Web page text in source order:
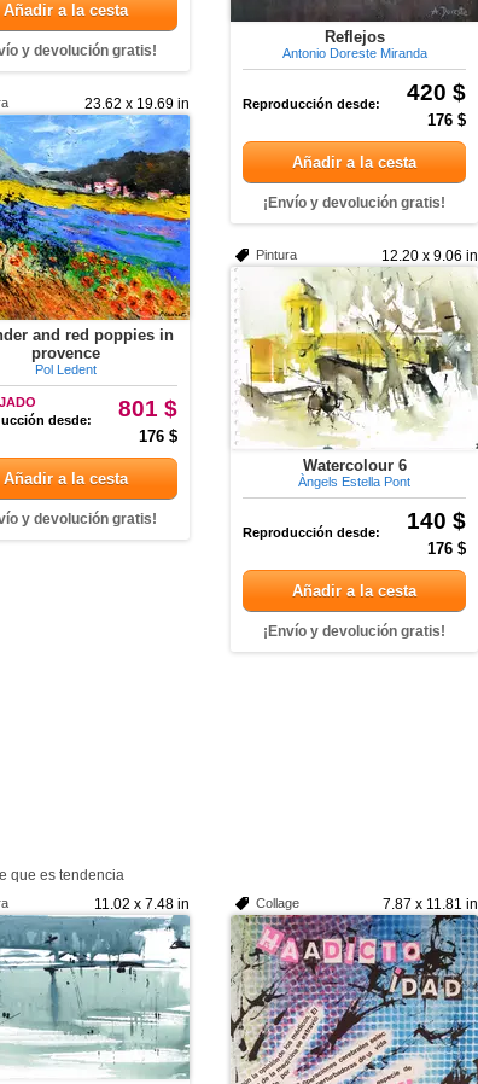
Añadir a la cesta
y devolución gratis!
Reflejos
Antonio Doreste Miranda
420 $
Reproducción desde:
176 $
Añadir a la cesta
¡Envío y devolución gratis!
23.62 x 19.69 in
and red poppies in
provence
Pol Ledent
801 $
desde:
176 $
Añadir a la cesta
y devolución gratis!
12.20 x 9.06 in
Pintura
Watercolour 6
Àngels Estella Pont
140 $
Reproducción desde:
176 $
Añadir a la cesta
¡Envío y devolución gratis!
que es tendencia
11.02 x 7.48 in 7.87 x 11.81 in
Collage